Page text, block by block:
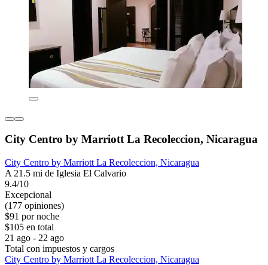
City Centro by Marriott La Recoleccion, Nicaragua
City Centro by Marriott La Recoleccion, Nicaragua
A 21.5 mi de Iglesia El Calvario
9.4/10
Excepcional
(177 opiniones)
$91 por noche
$105 en total
21 ago - 22 ago
Total con impuestos y cargos
City Centro by Marriott La Recoleccion, Nicaragua